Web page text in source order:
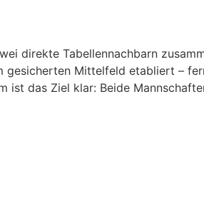
direkte Tabellennachbarn
gesicherten Mittelfeld etabliert –
ist das Ziel klar: Beide